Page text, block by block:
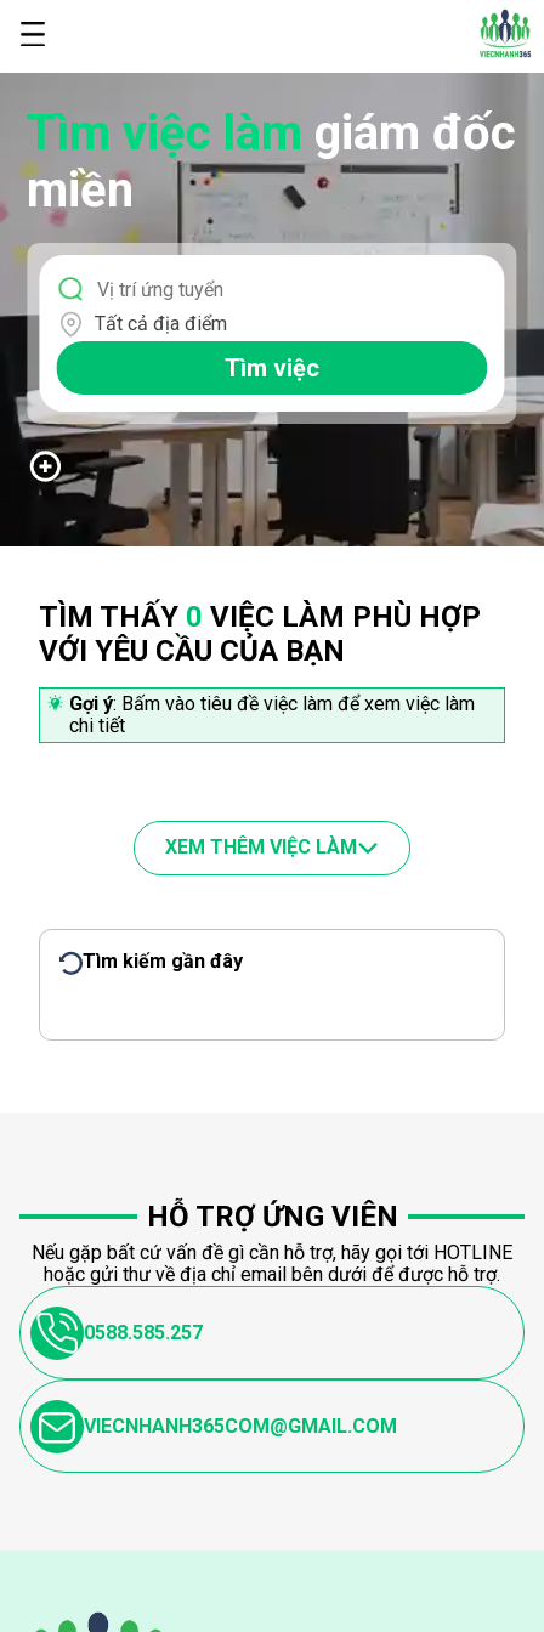
Tìm việc làm giám đốc
miền
Tất cả địa điểm
Tìm việc
TÌM THẤY 0 VIỆC LÀM PHÙ HỢP
VỚI YÊU CẦU CỦA BẠN
Gợi ý: Bấm vào tiêu đề việc làm để xem việc làm
chi tiết
XEM THÊM VIỆC LÀM
Tìm kiếm gần đây
HỖ TRỢ ỨNG VIÊN
Nếu gặp bất cứ vấn đề gì cần hỗ trợ, hãy gọi tới HOTLINE
hoặc gửi thư về địa chỉ email bên dưới để được hỗ trợ.
0588.585.257
VIECNHANH365COM@GMAIL.COM